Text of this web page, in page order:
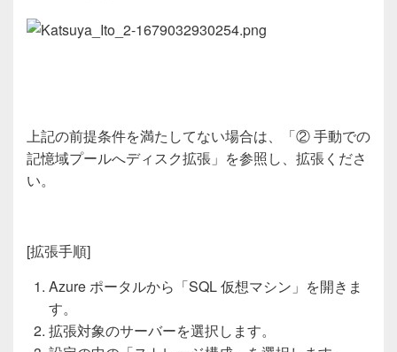
上記の前提条件を満たしてない場合は、「②手動での
記憶域プールへディスク拡張」を参照し、拡張くださ
い。
[拡張手順]
Azure ポータルから「SQL 仮想マシン」を開きま
す。
拡張対象のサーバーを選択します。